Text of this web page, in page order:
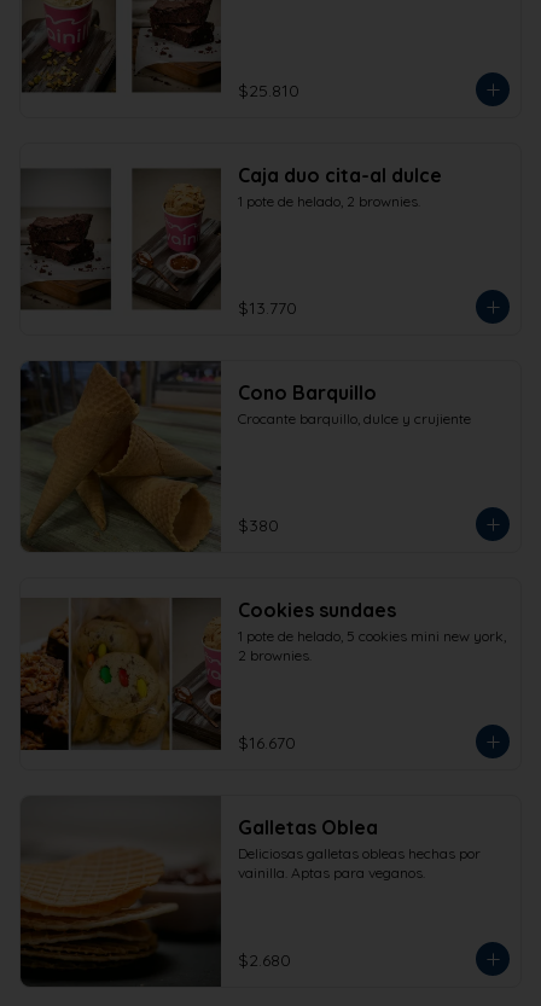
$25.810
Caja duo cita-al dulce
1 pote de helado, 2 brownies.
$13.770
Cono Barquillo
Crocante barquillo, dulce y crujiente
$380
Cookies sundaes
1 pote de helado, 5 cookies mini new york,
2 brownies.
$16.670
Galletas Oblea
Deliciosas galletas obleas hechas por
vainilla. Aptas para veganos.
$2.680